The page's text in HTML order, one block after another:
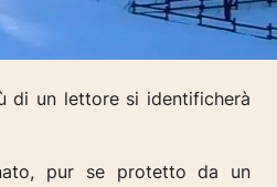
di un lettore si identificherà
pur se protetto da un